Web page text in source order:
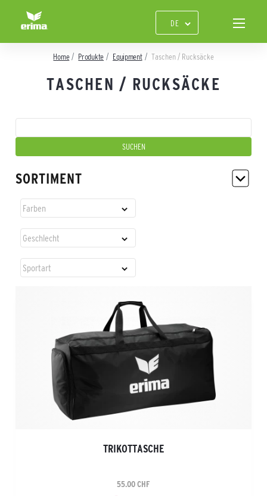
Home Produkte Equipment Taschen / Rucksäcke
TASCHEN / RUCKSÄCKE
SORTIMENT
TRIKOTTASCHE
55.00 CHF